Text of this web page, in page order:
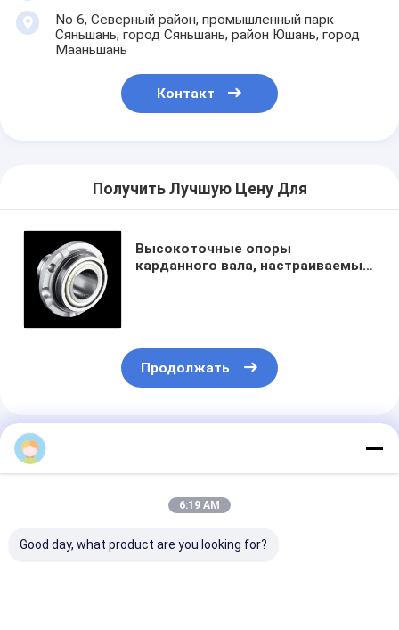
No 6, Северный район, промышленный парк
Сяньшань, город Сяньшань, район Юшань, город
Мааньшань
Контакт
Получить Лучшую Цену Для
Высокоточные опоры
карданного вала, настраиваемые
Продолжать
Порекомендованные Продукты
6:19 AM
Good day, what product are you looking for?